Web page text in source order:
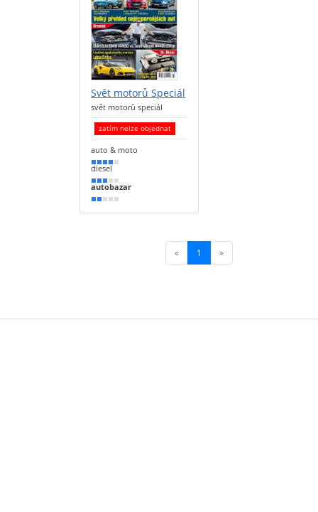
Svět motorů Speciál
svět motorů speciál
zatím nelze objednat
auto & moto
80 %
diesel
60 %
autobazar
40 %
« 1 (current)
»